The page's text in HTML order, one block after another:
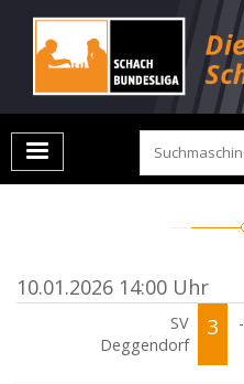
10.01.2026 14:00 Uhr
SV
Deggendorf
3 -